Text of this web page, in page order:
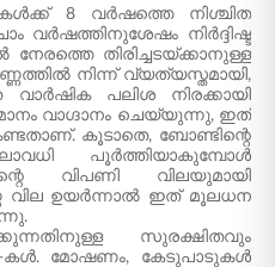
8 വർഷത്തെ നിശ്ചിത
നിർദ്ദിഷ്ട
നേരത്തെ തിരിച്ചടയ്ക്കാനുള്ള
നിന്ന് വ്യത്യസ്തമായി,
പലിശ നിരക്കായി
വാഗ്ദാനം ചെയ്യുന്നു, ഇത്
കൂടാതെ, ബോണ്ടിന്റെ
പൂർത്തിയാകുമ്പോൾ
വിപണി വിലയുമായി
വില ഉയർന്നാൽ ഇത് മൂലധന
സുരക്ഷിതവും
കൾ. മോഷണം, കേടുപാടുകൾ